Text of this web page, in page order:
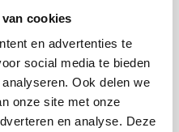
cookies
en advertenties te
social media te bieden
Ook delen we
onze site met onze
en analyse. Deze